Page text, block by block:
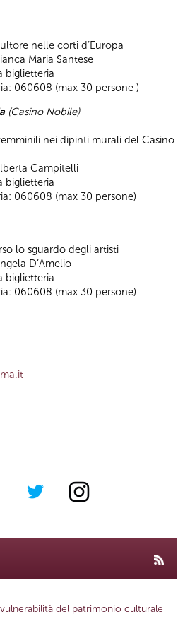
nelle corti d’Europa
Maria Santese
biglietteria
060608 (max 30 persone )
(Casino Nobile)
nei dipinti murali del Casino
Campitelli
biglietteria
060608 (max 30 persone)
lo sguardo degli artisti
D’Amelio
biglietteria
060608 (max 30 persone)
del patrimonio culturale